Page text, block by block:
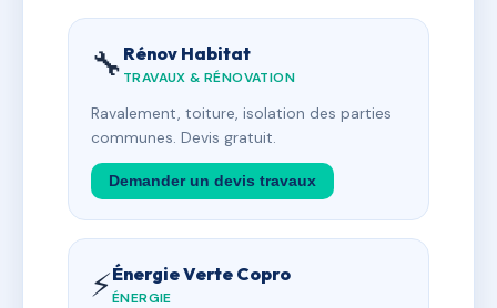
🔧 Rénov Habitat
TRAVAUX & RÉNOVATION
Ravalement, toiture, isolation des parties
communes. Devis gratuit.
Demander un devis travaux
⚡Énergie Verte Copro
ÉNERGIE